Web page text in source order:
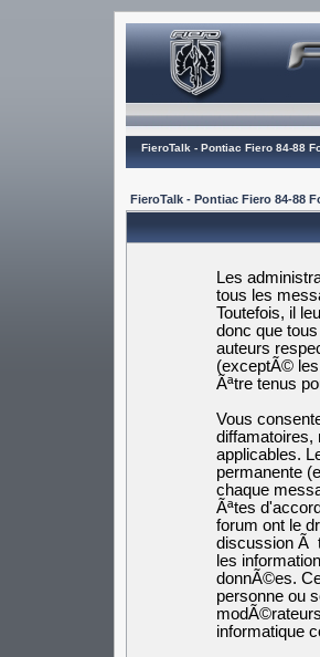
FieroTalk - Pontiac Fiero 84-88
FieroTalk - Pontiac Fiero 84-88
Les
tous les
Toutefois, il
donc que
auteurs
(exceptÃ©
Ãªtre tenus
Vous
diffamatoires,
applicables.
permanente
chaque
Ãªtes
forum ont le
discussion Ã
les
donnÃ©es.
personne ou
informatique